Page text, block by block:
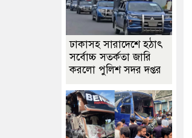
ঢাকাসহ সারাদেশে হঠাৎ
সর্বোচ্চ সতর্কতা জা‌রি
করলো পুলিশ সদর দপ্তর